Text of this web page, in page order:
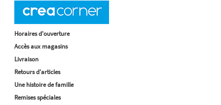
Horaires d'ouverture
Accès aux magasins
Livraison
Retours d'articles
Une histoire de famille
Remises spéciales